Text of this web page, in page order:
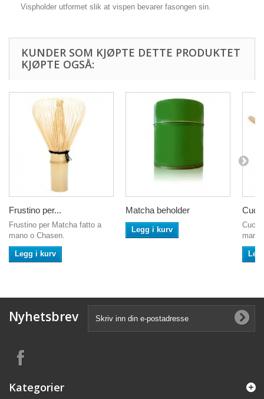
Vispholder utformet slik at vispen bevarer fasongen sin.
KUNDER SOM KJØPTE DETTE PRODUKTET
KJØPTE OGSÅ:
Frustino per...
Frustino per Matcha fatto a
mano o Chasen.
Legg i kurv
Matcha beholder
Legg i kurv
mano
Nyhetsbrev
Kategorier